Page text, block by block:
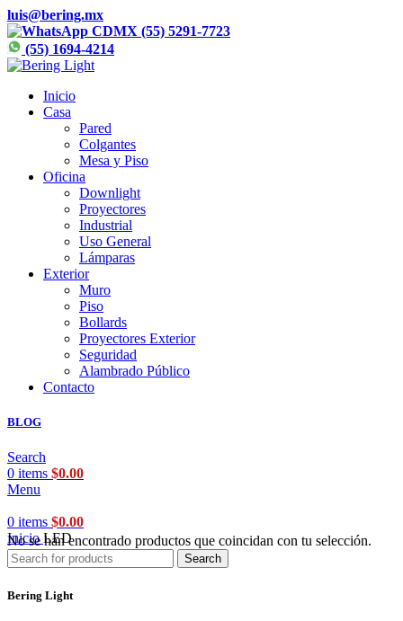
luis@bering.mx
CDMX (55) 5291-7723
(55) 1694-4214
Inicio
Casa
Pared
Colgantes
Mesa y Piso
Oficina
Downlight
Proyectores
Industrial
Uso General
Lámparas
Exterior
Muro
Piso
Bollards
Proyectores Exterior
Seguridad
Alambrado Público
Contacto
BLOG
Search
0 items $0.00
Menu
0 items $0.00
InicioLED
No se han encontrado productos que coincidan con tu selección.
Search
Bering Light